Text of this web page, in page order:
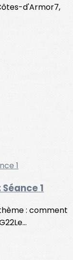
d'Armor7,
1
: comment